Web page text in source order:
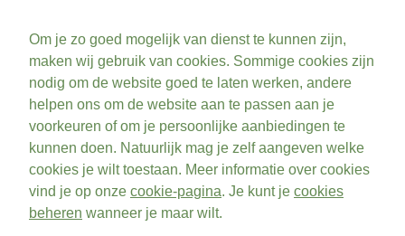
Om je zo goed mogelijk van dienst te kunnen zijn,
maken wij gebruik van cookies. Sommige cookies zijn
nodig om de website goed te laten werken, andere
helpen ons om de website aan te passen aan je
voorkeuren of om je persoonlijke aanbiedingen te
kunnen doen. Natuurlijk mag je zelf aangeven welke
cookies je wilt toestaan. Meer informatie over cookies
vind je op onze cookie-pagina. Je kunt je cookies
beheren wanneer je maar wilt.